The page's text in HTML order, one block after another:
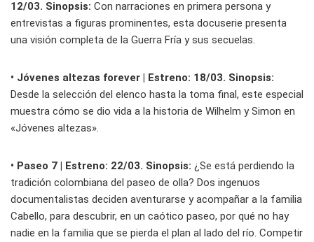
12/03. Sinopsis: Con narraciones en primera persona y
entrevistas a figuras prominentes, esta docuserie presenta
una visión completa de la Guerra Fría y sus secuelas.
• Jóvenes altezas forever | Estreno: 18/03. Sinopsis:
Desde la selección del elenco hasta la toma final, este especial
muestra cómo se dio vida a la historia de Wilhelm y Simon en
«Jóvenes altezas».
• Paseo 7 | Estreno: 22/03. Sinopsis: ¿Se está perdiendo la
tradición colombiana del paseo de olla? Dos ingenuos
documentalistas deciden aventurarse y acompañar a la familia
Cabello, para descubrir, en un caótico paseo, por qué no hay
nadie en la familia que se pierda el plan al lado del río. Competir